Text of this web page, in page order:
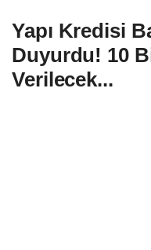
Yapı Kredisi
Duyurdu! 10
Verilecek...